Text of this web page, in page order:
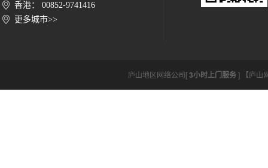
香港： 00852-9741416
更多城市>>
庐山地区网络公司[3小时上门服务] 【庐山